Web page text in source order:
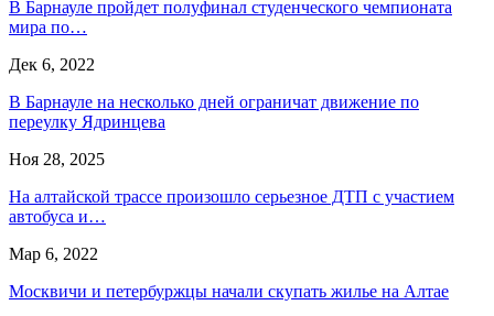
В Барнауле пройдет полуфинал студенческого чемпионата
мира по…
Дек 6, 2022
В Барнауле на несколько дней ограничат движение по
переулку Ядринцева
Ноя 28, 2025
На алтайской трассе произошло серьезное ДТП с участием
автобуса и…
Мар 6, 2022
Москвичи и петербуржцы начали скупать жилье на Алтае